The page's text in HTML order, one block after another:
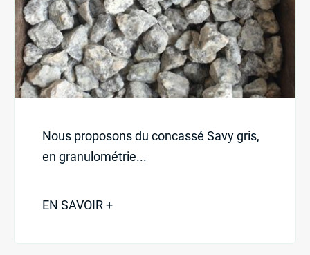
Nous proposons du concassé Savy gris,
en granulométrie...
EN SAVOIR +